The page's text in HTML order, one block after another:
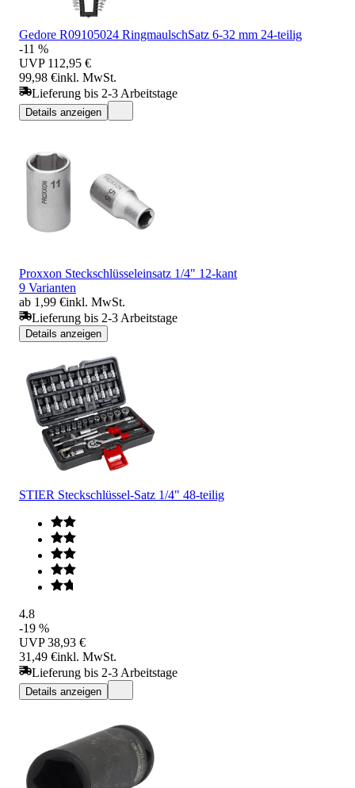
Gedore R09105024 RingmaulschSatz 6-32 mm 24-teilig
-11 %
UVP 112,95 €
99,98 €inkl. MwSt.
Lieferung bis 2-3 Arbeitstage
Details anzeigen
Proxxon Steckschlüsseleinsatz 1/4" 12-kant
9 Varianten
ab 1,99 €inkl. MwSt.
Lieferung bis 2-3 Arbeitstage
Details anzeigen
STIER Steckschlüssel-Satz 1/4" 48-teilig
4.8
-19 %
UVP 38,93 €
31,49 €inkl. MwSt.
Lieferung bis 2-3 Arbeitstage
Details anzeigen